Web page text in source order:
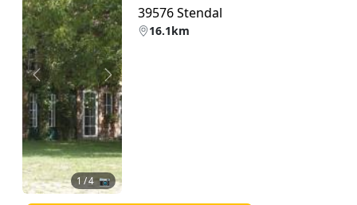
Zurück Weiter
1 / 4 📷
39576 Stendal
16.1km